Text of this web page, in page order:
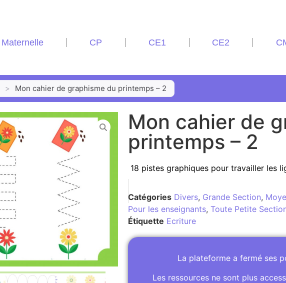
Maternelle CP CE1 CE2
> Mon cahier de graphisme du printemps – 2
Mon cahier de
printemps – 2
18 pistes graphiques pour travailler les
Catégories Divers, Grande Section,
Pour les enseignants, Toute Petite
Étiquette Ecriture
La plateforme a fermé ses
Les ressources ne sont plus